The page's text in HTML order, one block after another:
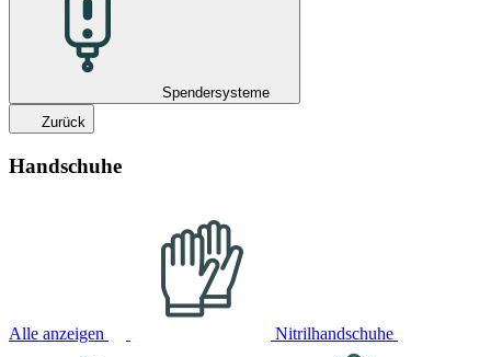
Spendersysteme
Zurück
Handschuhe
Alle anzeigen Nitrilhandschuhe